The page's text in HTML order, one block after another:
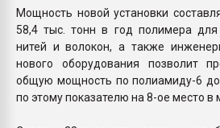
Мощность новой установки
58,4 тыс. тонн в год полимера для
нитей и волокон, а также
нового оборудования позволит
общую мощность по полиамиду-6
по этому показателю на 8-ое место в